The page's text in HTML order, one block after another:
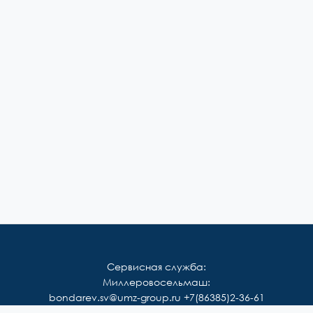
Сервисная служба:
Миллеровосельмаш:
bondarev.sv@umz-group.ru +7(86385)2-36-61